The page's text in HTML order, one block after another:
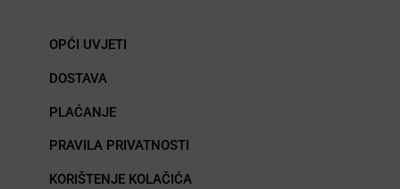
OPĆI UVJETI
DOSTAVA
PLAĆANJE
PRAVILA PRIVATNOSTI
KORIŠTENJE KOLAČIĆA